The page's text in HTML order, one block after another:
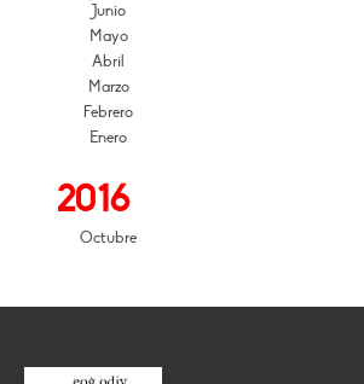
Junio
Mayo
Abril
Marzo
Febrero
Enero
2016
Octubre